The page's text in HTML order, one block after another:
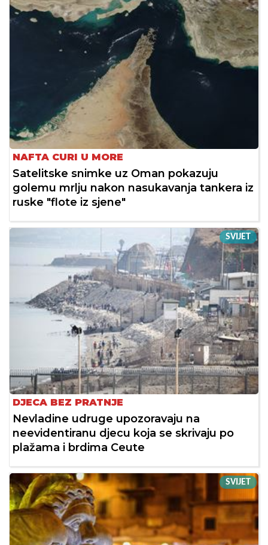
NAFTA CURI U MORE
Satelitske snimke uz Oman pokazuju
golemu mrlju nakon nasukavanja tankera iz
ruske "flote iz sjene"
SVIJET
DJECA BEZ PRATNJE
Nevladine udruge upozoravaju na
neevidentiranu djecu koja se skrivaju po
plažama i brdima Ceute
SVIJET